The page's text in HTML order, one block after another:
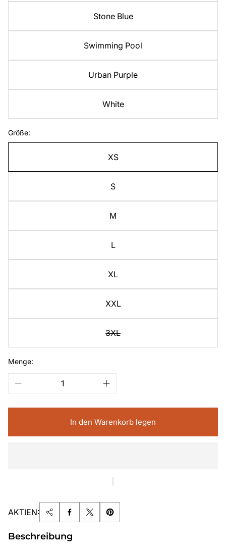
Stone Blue
Swimming Pool
Urban Purple
White
Größe:
XS
S
M
L
XL
XXL
3XL
Menge:
In den Warenkorb legen
AKTIEN:
Beschreibung